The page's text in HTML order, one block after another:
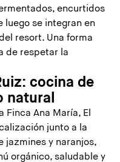
encurtidos
luego se integran en
resort. Una forma
de respetar la
cocina de
natural
Ana María, El
junto a la
jazmines y naranjos,
orgánico, saludable y